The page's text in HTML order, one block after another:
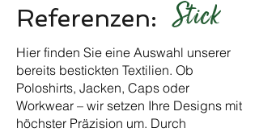
Referenzen: Stick
Hier finden Sie eine Auswahl unserer
bereits bestickten Textilien. Ob
Poloshirts, Jacken, Caps oder
Workwear – wir setzen Ihre Designs mit
höchster Präzision um. Durch